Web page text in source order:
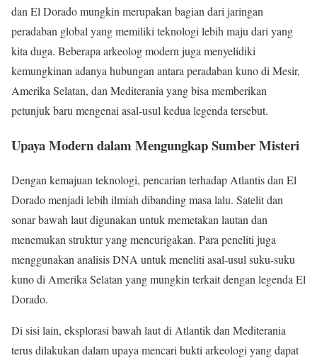
dan El Dorado mungkin merupakan bagian dari jaringan
peradaban global yang memiliki teknologi lebih maju dari yang
kita duga. Beberapa arkeolog modern juga menyelidiki
kemungkinan adanya hubungan antara peradaban kuno di Mesir,
Amerika Selatan, dan Mediterania yang bisa memberikan
petunjuk baru mengenai asal-usul kedua legenda tersebut.
Upaya Modern dalam Mengungkap Sumber Misteri
Dengan kemajuan teknologi, pencarian terhadap Atlantis dan El
Dorado menjadi lebih ilmiah dibanding masa lalu. Satelit dan
sonar bawah laut digunakan untuk memetakan lautan dan
menemukan struktur yang mencurigakan. Para peneliti juga
menggunakan analisis DNA untuk meneliti asal-usul suku-suku
kuno di Amerika Selatan yang mungkin terkait dengan legenda El
Dorado.
Di sisi lain, eksplorasi bawah laut di Atlantik dan Mediterania
terus dilakukan dalam upaya mencari bukti arkeologi yang dapat